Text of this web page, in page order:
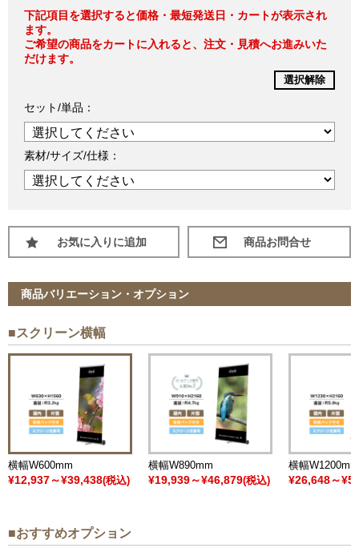
下記項目を選択すると価格・最短発送日・カートが表示され
ます。
ご希望の商品をカートに入れると、注文・見積へお進みいた
だけます。
選択解除
セット/単品：
素材/サイズ/仕様：
お気に入りに追加
商品バリエーション・オプション
■スクリーン横幅
横幅W600mm
¥12,937～¥39,438(税込)
横幅W890mm
¥19,939～¥46,879(税込)
横幅W1200mm
¥26,648～
■おすすめオプション